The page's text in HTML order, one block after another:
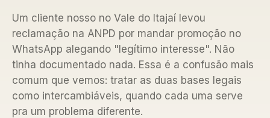
Um cliente nosso no Vale do Itajaí levou
reclamação na ANPD por mandar promoção no
WhatsApp alegando "legítimo interesse". Não
tinha documentado nada. Essa é a confusão mais
comum que vemos: tratar as duas bases legais
como intercambiáveis, quando cada uma serve
pra um problema diferente.